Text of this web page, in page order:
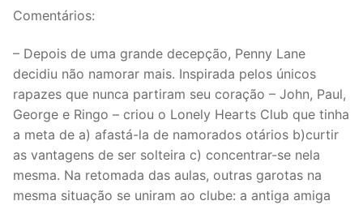
Comentários:
– Depois de uma grande decepção, Penny Lane
decidiu não namorar mais. Inspirada pelos únicos
rapazes que nunca partiram seu coração – John, Paul,
George e Ringo – criou o Lonely Hearts Club que tinha
a meta de a) afastá-la de namorados otários b)curtir
as vantagens de ser solteira c) concentrar-se nela
mesma. Na retomada das aulas, outras garotas na
mesma situação se uniram ao clube: a antiga amiga